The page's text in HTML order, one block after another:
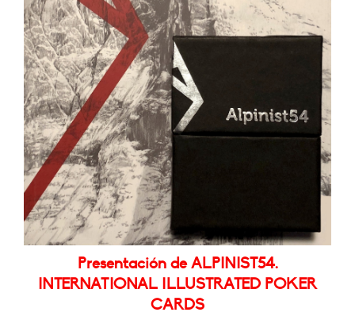
Presentación de ALPINIST54.
INTERNATIONAL ILLUSTRATED POKER
CARDS